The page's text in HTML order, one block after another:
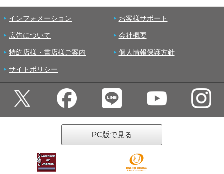
インフォメーション お客様サポート
広告について 会社概要
特約店様・書店様ご案内 個人情報保護方針
サイトポリシー
PC版で見る